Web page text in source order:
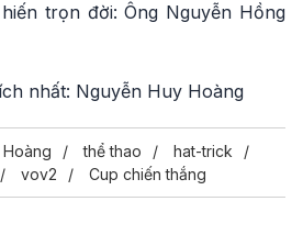
trọn đời: Ông Nguyễn Hồng
nhất: Nguyễn Huy Hoàng
thể thao
hat-trick
vov2 Cup chiến thắng